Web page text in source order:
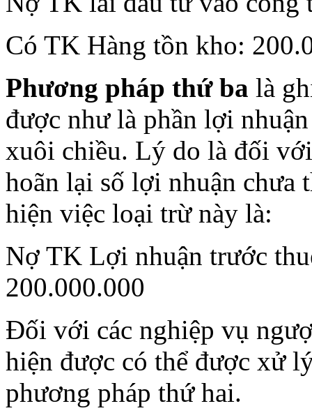
Có TK Hàng tồn kho:
Phương pháp thứ ba là
được như là phần lợi
xuôi chiều. Lý do là đối
hoãn lại số lợi nhuận chưa
hiện việc loại trừ này là:
Nợ TK Lợi nhuận trước
200.000.000
Đối với các nghiệp vụ
hiện được có thể được xử
phương pháp thứ hai.